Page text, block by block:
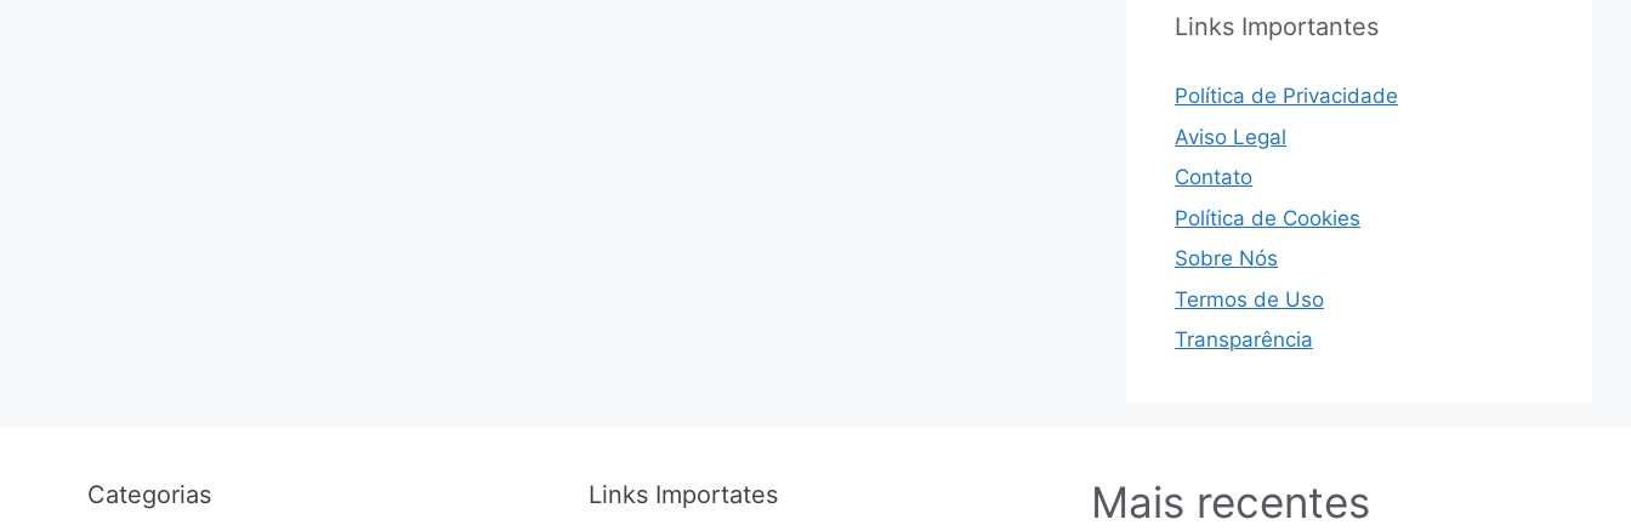
Links Importantes
Política de Privacidade
Aviso Legal
Contato
Política de Cookies
Sobre Nós
Termos de Uso
Transparência
Categorias Links Importates Mais recentes